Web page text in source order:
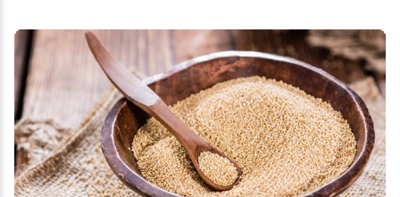
preveč predelanih živil, premalo polnovrednih.